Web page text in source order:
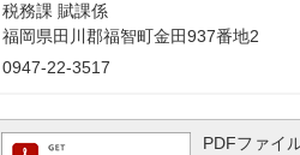
税務課 賦課係
福岡県田川郡福智町金田937番地2
0947-22-3517
PDFファイ